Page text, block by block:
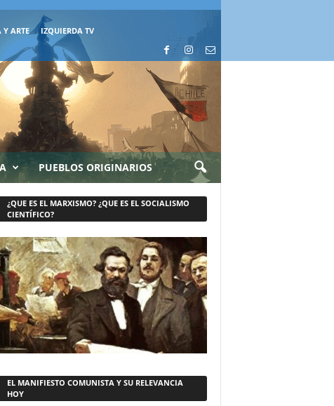
Y ARTE IZQUIERDA TV
PUEBLOS ORIGINARIOS
¿QUE ES EL MARXISMO? ¿QUE ES EL SOCIALISMO
CIENTÍFICO?
EL MANIFIESTO COMUNISTA Y SU RELEVANCIA
HOY